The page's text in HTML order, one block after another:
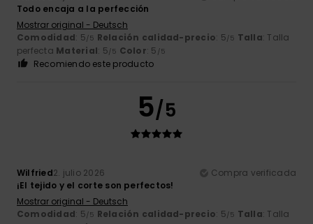
Todo encaja a la perfección
Mostrar original - Deutsch
Comodidad: 5/5 Relación calidad-precio: 5/5 Talla: Talla
perfecta Material: 5/5 Color: 5 /5
Recomiendo este producto
5/5
Wilfried2. julio 2026
Compra verificada
¡El tejido y el corte son perfectos!
Mostrar original - Deutsch
Comodidad: 5/5 Relación calidad-precio: 5/5 Talla: Talla